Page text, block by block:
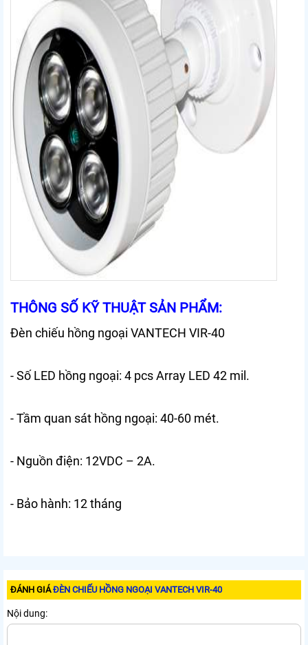
THÔNG SỐ KỸ THUẬT SẢN PHẨM:
Đèn chiếu hồng ngoại VANTECH VIR-40
- Số LED hồng ngoại: 4 pcs Array LED 42 mil.
- Tầm quan sát hồng ngoại: 40-60 mét.
- Nguồn điện: 12VDC – 2A.
- Bảo hành: 12 tháng
ĐÁNH GIÁĐÈN CHIẾU HỒNG NGOẠI VANTECH VIR-40
Nội dung: